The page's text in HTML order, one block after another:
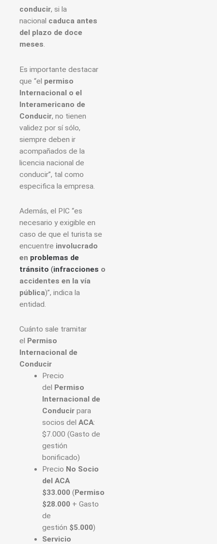
conducir, si la
nacional caduca antes
del plazo de doce
meses.
Es importante destacar
que “el permiso
Internacional o el
Interamericano de
Conducir, no tienen
validez por sí sólo,
siempre deben ir
acompañados de la
licencia nacional de
conducir”, tal como
especifica la empresa.
Además, el PIC “es
necesario y exigible en
caso de que el turista se
encuentre involucrado
en problemas de
tránsito (infracciones o
accidentes en la vía
pública)”, indica la
entidad.
Cuánto sale tramitar
el Permiso
Internacional de
Conducir
Precio
del Permiso
Internacional de
Conducirpara
socios del ACA:
$7.000 (Gasto de
gestión
bonificado)
Precio No Socio
del ACA
$33.000(Permiso
$28.000+ Gasto
de
gestión $5.000)
Servicio